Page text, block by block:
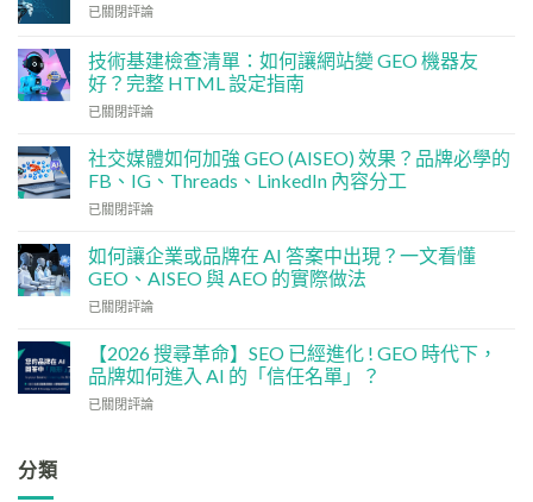
數
行
銷
預
算
分
配？
香
港
小
企
大
策
已關閉評論
技術基建檢查清單：如何讓網站變 GEO 機器友
好？完整 HTML 設定指南
技
基
建
檢
查
單：
如
讓
變
機
已關閉評論
社交媒體如何加強 GEO (AISEO) 效果？品牌必學的
FB、IG、Threads、LinkedIn 內容分工
社
媒
體
如
何
GEO
(AISEO)
效
已關閉評論
如何讓企業或品牌在 AI 答案中出現？一文看懂
GEO、AISEO 與 AEO 的實際做法
如
企
業
或
已關閉評論
【2026 搜尋革命】SEO 已經進化 ! GEO 時代下，
品牌如何進入 AI 的「信任名單」？
【2026
已關閉評論
分類